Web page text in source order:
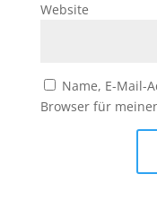
Website
Name, E-Mail-
Browser für